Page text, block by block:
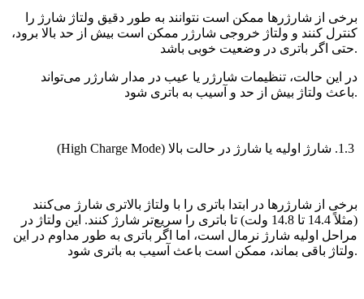
کنترل کنند و ولتاژ خروجی شارژر ممکن است بیش از حد بالا برود،
حتی اگر باتری در وضعیت خوبی باشد.
باعث ولتاژ بیش از حد و آسیب به باتری شود.
(مثلاً 14.4 تا 14.8 ولت) تا باتری را سریع‌تر شارژ کنند. این ولتاژ در
مراحل اولیه شارژ نرمال است، اما اگر باتری به طور مداوم در این
ولتاژ باقی بماند، ممکن است باعث آسیب به باتری شود.